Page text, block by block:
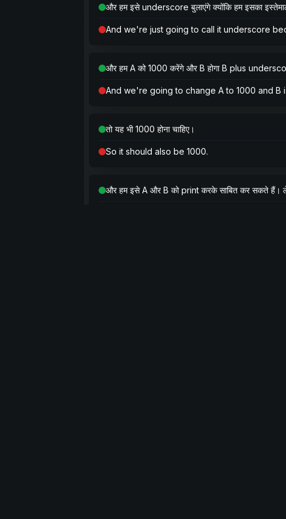
और हम इसे underscore बुलाएंगे क्योंकि हम इसका
And we're just going to call it underscore
और हम A को 1000 करेंगे और B होगा B plus
And we're going to change A to 1000 and B
तो यह भी 1000 होना चाहिए।
So it should also be 1000.
और हम इसे A और B को print करके साबित कर सकते हैं।